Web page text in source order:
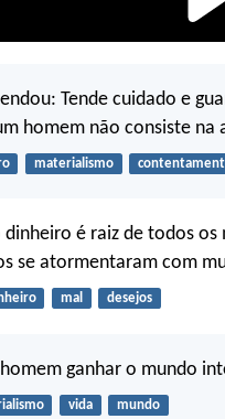
Tende cuidado e
homem não consiste na
materialismo
é raiz de todos os
se atormentaram com
mal desejos
ganhar o mundo
vida mundo